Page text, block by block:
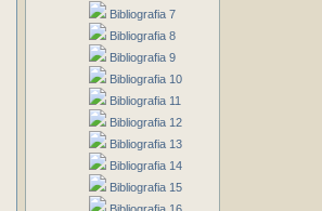
Bibliografia 7
Bibliografia 8
Bibliografia 9
Bibliografia 10
Bibliografia 11
Bibliografia 12
Bibliografia 13
Bibliografia 14
Bibliografia 15